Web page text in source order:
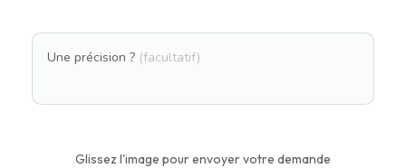
Une précision ? (facultatif)
Glissez l'image pour envoyer votre demande